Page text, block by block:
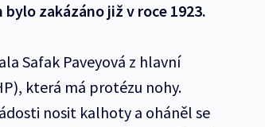
zakázáno již v roce 1923.
Safak Paveyová z hlavní
která má protézu nohy.
nosit kalhoty a oháněl se